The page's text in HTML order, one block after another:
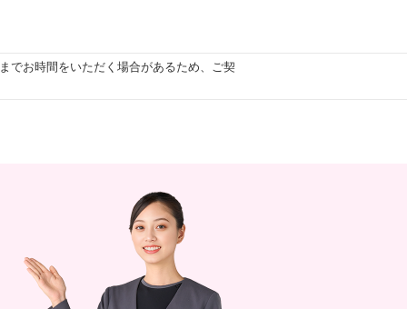
でお時間をいただく場合があるため、ご契